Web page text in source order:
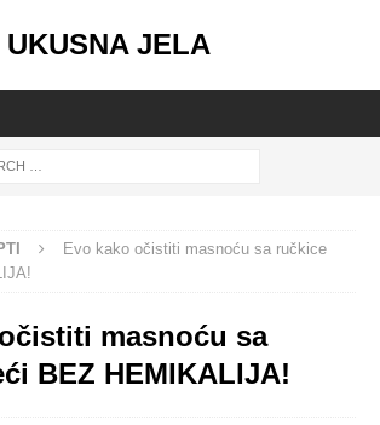
UKUSNA JELA
Evo kako očistiti masnoću sa ručkice
masnoću sa
BEZ HEMIKALIJA!